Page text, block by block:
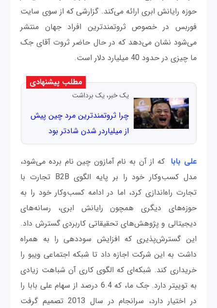
حوزه رایانش ابری ارائه می‌کند. گزارشی که از سوی سایت
فوربس در خصوص ثروتمندترین افراد جهان منتشر
می‌شود نشان می‌دهد که در حال حاضر ثروت آقای جک
ما چیزی در حدود 40 میلیارد دلار است.
مطلب پیشنهادی
یک خبر، یک برداشت
چرا ثروتمندترین مرد چین پیش
از میلیاردر شدن شادتر بود
علی بابا که از آن به نام آمازون چین نام برده می‌شود،
مدل کسب‌وکار خود را بر پایه الگوی B2B تجارت با
تجارت راه‌اندازی کرد، اما در ادامه کسب‌وکار خود را به
حوزه‌های دیگری همچون رایانش ابری، رسانه‌های
دیجیتالی و پژوهش‌‌های تحقیقاتی کاربردی گسترش داد.
این گسترش‌پذیری که افزایش سوددهی را به همراه
داشت به این شرکت اجازه داد تا شبکه اجتماعی ویبو را
خریداری کند. شبکه‌ای که الگوی کاری آن شباهت زیادی
به توییتر دارد. جک ما، که 6.4 درصد از سهام علی بابا را
در اختیار دارد، سرانجام در سال 2013 تصمیم گرفت